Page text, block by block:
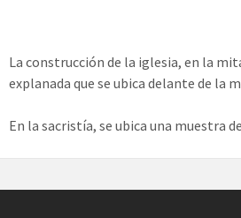
La construcción de la iglesia, en la
explanada que se ubica delante de la
En la sacristía, se ubica una muestra